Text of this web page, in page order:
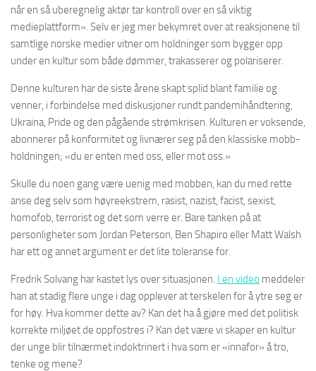
når en så uberegnelig aktør tar kontroll over en så viktig
medieplattform». Selv er jeg mer bekymret over at reaksjonene til
samtlige norske medier vitner om holdninger som bygger opp
under en kultur som både dømmer, trakasserer og polariserer.
Denne kulturen har de siste årene skapt splid blant familie og
venner, i forbindelse med diskusjoner rundt pandemihåndtering,
Ukraina, Pride og den pågående strømkrisen. Kulturen er voksende,
abonnerer på konformitet og livnærer seg på den klassiske mobb-
holdningen; «du er enten med oss, eller mot oss.»
Skulle du noen gang være uenig med mobben, kan du med rette
anse deg selv som høyreekstrem, rasist, nazist, facist, sexist,
homofob, terrorist og det som verre er. Bare tanken på at
personligheter som Jordan Peterson, Ben Shapiro eller Matt Walsh
har ett og annet argument er det lite toleranse for.
Fredrik Solvang har kastet lys over situasjonen. I en video meddeler
han at stadig flere unge i dag opplever at terskelen for å ytre seg er
for høy. Hva kommer dette av? Kan det ha å gjøre med det politisk
korrekte miljøet de oppfostres i? Kan det være vi skaper en kultur
der unge blir tilnærmet indoktrinert i hva som er «innafor» å tro,
tenke og mene?